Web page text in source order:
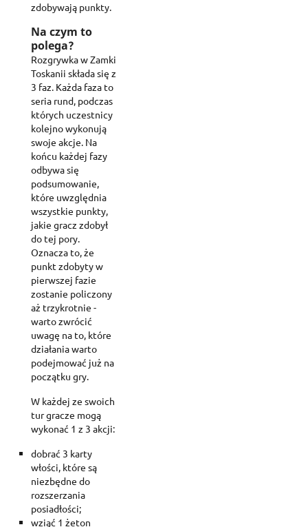
zdobywają punkty.
Na czym to
polega?
Rozgrywka w Zamki
Toskanii składa się z
3 faz. Każda faza to
seria rund, podczas
których uczestnicy
kolejno wykonują
swoje akcje. Na
końcu każdej fazy
odbywa się
podsumowanie,
które uwzględnia
wszystkie punkty,
jakie gracz zdobył
do tej pory.
Oznacza to, że
punkt zdobyty w
pierwszej fazie
zostanie policzony
aż trzykrotnie -
warto zwrócić
uwagę na to, które
działania warto
podejmować już na
początku gry.
W każdej ze swoich
tur gracze mogą
wykonać 1 z 3 akcji:
dobrać 3 karty
włości, które są
niezbędne do
rozszerzania
posiadłości;
wziąć 1 żeton